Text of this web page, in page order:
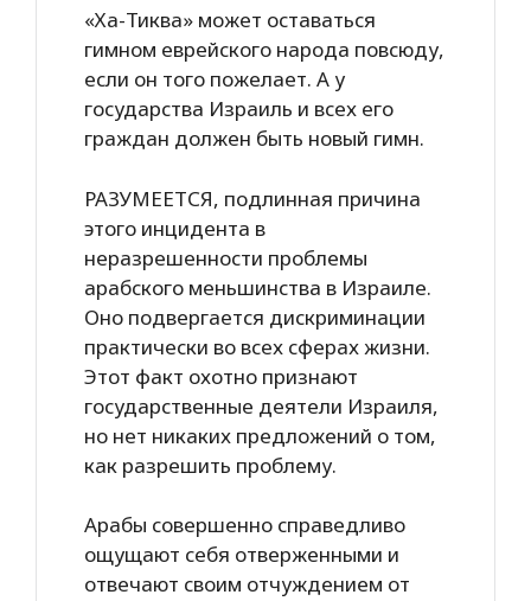
«Ха-Тиква» может оставаться
гимном еврейского народа повсюду,
если он того пожелает. А у
государства Израиль и всех его
граждан должен быть новый гимн.
РАЗУМЕЕТСЯ, подлинная причина
этого инцидента в
неразрешенности проблемы
арабского меньшинства в Израиле.
Оно подвергается дискриминации
практически во всех сферах жизни.
Этот факт охотно признают
государственные деятели Израиля,
но нет никаких предложений о том,
как разрешить проблему.
Арабы совершенно справедливо
ощущают себя отверженными и
отвечают своим отчуждением от